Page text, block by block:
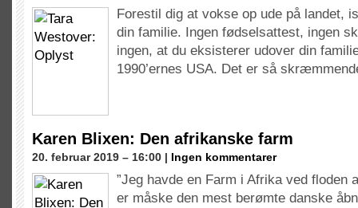
Forestil dig at vokse op ude på landet,
din familie. Ingen fødselsattest, ingen
ingen, at du eksisterer udover din
1990’ernes USA. Det er så
Karen Blixen: Den afrikanske farm
20. februar 2019 – 16:00 | Ingen kommentarer
”Jeg havde en Farm i Afrika ved floden
er måske den mest berømte danske